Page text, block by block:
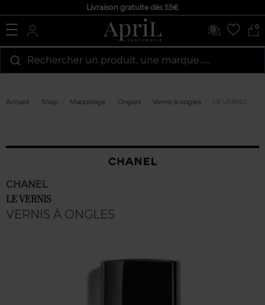
Livraison gratuite dès 55€
0
Rechercher un produit, une marque…...
Accueil Shop Maquillage Ongles Vernis à ongles LE VERNIS
CHANEL
LE VERNIS
VERNIS À ONGLES